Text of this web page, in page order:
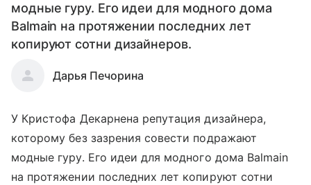
модные гуру. Его идеи для модного дома
Balmain на протяжении последних лет
копируют сотни дизайнеров.
Дарья Печорина
У Кристофа Декарнена репутация дизайнера,
которому без зазрения совести подражают
модные гуру. Его идеи для модного дома Balmain
на протяжении последних лет копируют сотни